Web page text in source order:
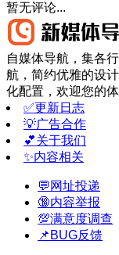
暂无评论...
自媒体导航，集各
航，简约优雅的设
化配置，欢迎您的体
✅更新日志
💡广告合作
💕关于我们
✨内容相关
💬网址投递
🔞内容举报
💯满意度调查
📌BUG反馈